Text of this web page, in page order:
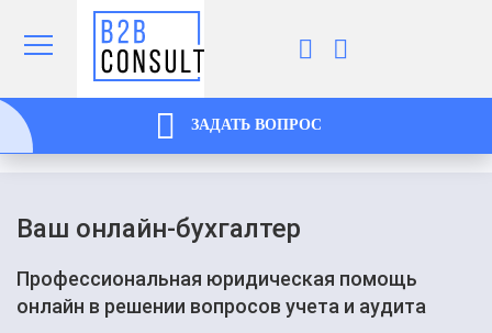
ЗАДАТЬ ВОПРОС
Ваш онлайн-бухгалтер
Профессиональная юридическая помощь
онлайн в решении вопросов учета и аудита